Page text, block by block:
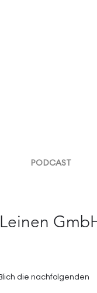
PODCAST
die nachfolgenden